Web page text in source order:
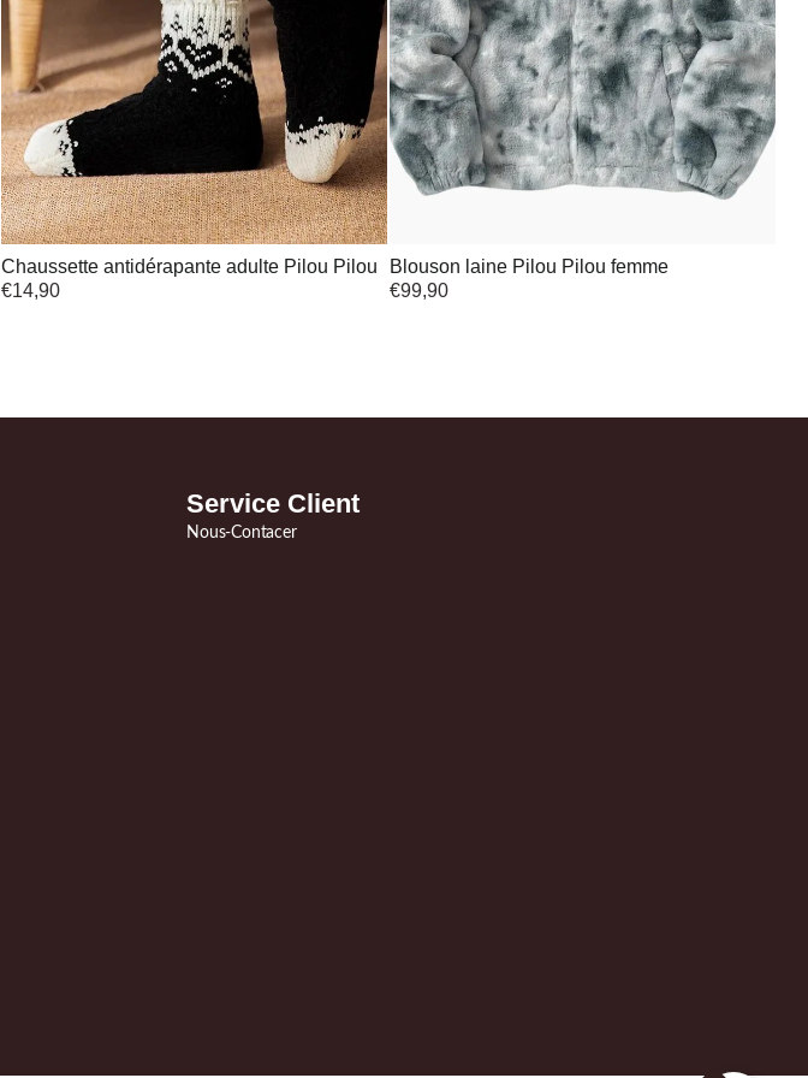
Chaussette antidérapante adulte Pilou Pilou
€14,90
Blouson laine Pilou Pilou femme
€99,90
Service Client
Nous-Contacer